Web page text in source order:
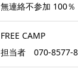
無連絡不参加 100％
FREE CAMP
担当者 070-8577-